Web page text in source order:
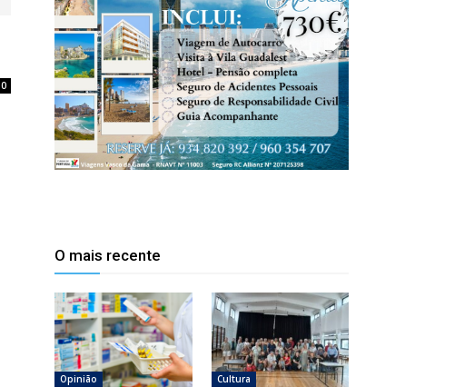
0
O mais recente
Opinião Cultura